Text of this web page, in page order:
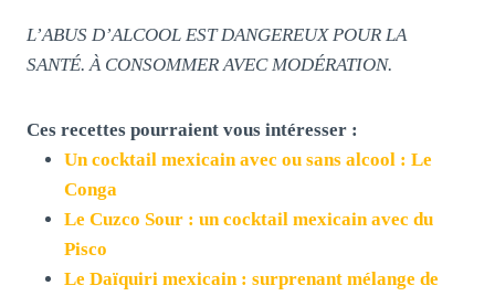
L’ABUS D’ALCOOL EST DANGEREUX POUR LA
SANTÉ. À CONSOMMER AVEC MODÉRATION.
Ces recettes pourraient vous intéresser :
Un cocktail mexicain avec ou sans alcool : Le
Conga
Le Cuzco Sour : un cocktail mexicain avec du
Pisco
Le Daïquiri mexicain : surprenant mélange de